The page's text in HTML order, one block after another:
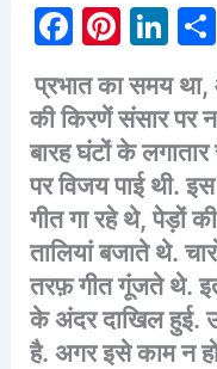
F
c
e
b
o
o
k
Pi
er
e
st
Li
k
e
dI
n
प्रभातकासमय था,
कीकिरणेंसंसारपर
बारहघंटोंकेलगातार
परविजयपाई थी.इस
गीतगारहे थे,पेड़ोंकी
तालियांबजाते थे.
तरफ़गीतगूंजते थे.
केअंदरदाखिलहुई.
है.अगरइसेकामन